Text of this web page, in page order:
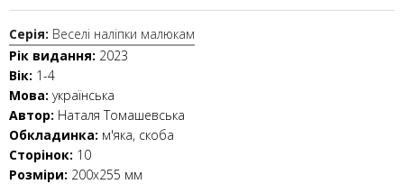
Серія: Веселі наліпки малюкам
Рік видання: 2023
Вік: 1-4
Мова: українська
Автор: Наталя Томашевська
Обкладинка: м'яка, скоба
Сторінок: 10
Розміри: 200х255 мм